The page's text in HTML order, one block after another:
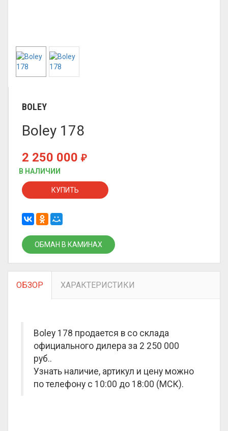
BOLEY
Boley 178
2 250 000 ₽
В НАЛИЧИИ
КУПИТЬ
ОБМАН В КАМИНАХ
ОБЗОР ХАРАКТЕРИСТИКИ
Boley 178 продается в со склада
официального дилера за 2 250 000
руб..
Узнать наличие, артикул и цену можно
по телефону с 10:00 до 18:00 (МСК).